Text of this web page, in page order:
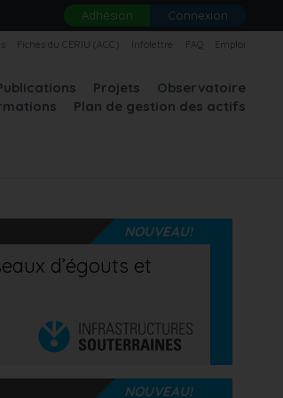
Adhésion Connexion
Fiches du CERIU (ACC) Infolettre FAQ Emploi
Projets
Observatoire
Plan de gestion des actifs
NOUVEAU!
d’égouts et
NOUVEAU!